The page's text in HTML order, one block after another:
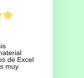
de Excel
muy